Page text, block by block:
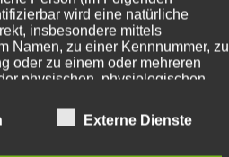
wird eine natürliche
insbesondere mittels
Namen, zu einer Kennnummer, zu
oder zu einem oder mehreren
physischen, physiologischen,
werden kann.
Externe Dienste